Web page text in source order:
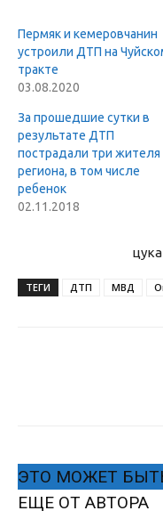
Пермяк и кемеровчанин
устроили ДТП на
тракте
03.08.2020
За прошедшие сутки в
результате ДТП
пострадали три жителя
региона, в том числе
ребенок
02.11.2018
ТЕГИ ДТП МВД
ЭТО МОЖЕТ
ЕЩЕ ОТ АВТОРА